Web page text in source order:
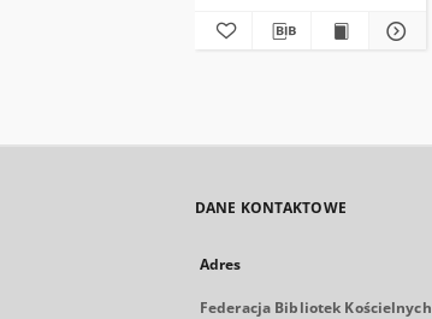
DANE KONTAKTOWE
Adres
Federacja Bibliotek Kościelnych